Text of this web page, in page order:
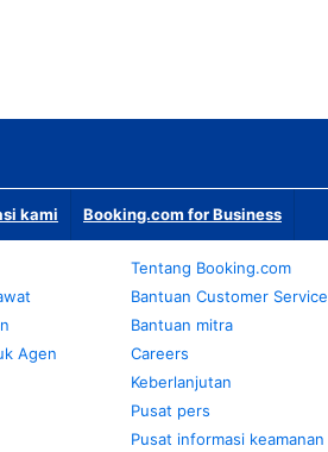
kami Booking.com for Business
Agen
Tentang Booking.com
Bantuan Customer Service
Bantuan mitra
Careers
Keberlanjutan
Pusat pers
Pusat informasi keamanan